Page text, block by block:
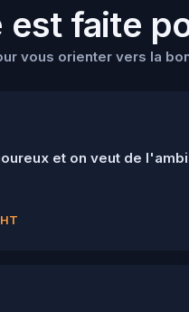
est faite
vous orienter vers la
et on veut de